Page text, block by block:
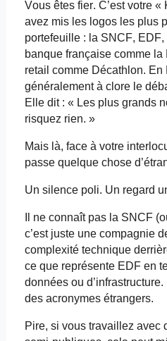
Vous êtes fier. C’est votre
avez mis les logos les plus
portefeuille : la SNCF,
banque française comme
retail comme Décathlon. En
généralement à clore le
Elle dit : « Les plus grands
risquez rien. »
Mais là, face à votre
passe quelque chose
Un silence poli. Un regard
Il ne connaît pas la SNCF
c’est juste une compagnie
complexité technique
ce que représente EDF en
données ou
des acronymes étrangers.
Pire, si vous travaillez avec